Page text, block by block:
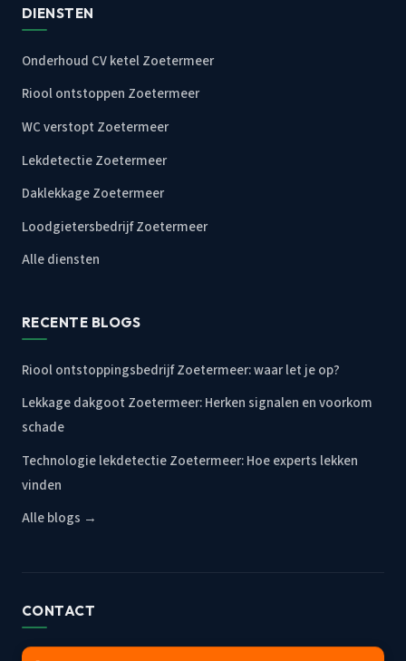
DIENSTEN
Onderhoud CV ketel Zoetermeer
Riool ontstoppen Zoetermeer
WC verstopt Zoetermeer
Lekdetectie Zoetermeer
Daklekkage Zoetermeer
Loodgietersbedrijf Zoetermeer
Alle diensten
RECENTE BLOGS
Riool ontstoppingsbedrijf Zoetermeer: waar let je op?
Lekkage dakgoot Zoetermeer: Herken signalen en voorkom
schade
Technologie lekdetectie Zoetermeer: Hoe experts lekken
vinden
Alle blogs →
CONTACT